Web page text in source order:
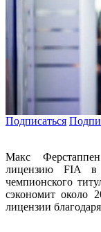
Подписаться
Макс
лицензию FIA в
чемпионского
сэкономит около
лицензии